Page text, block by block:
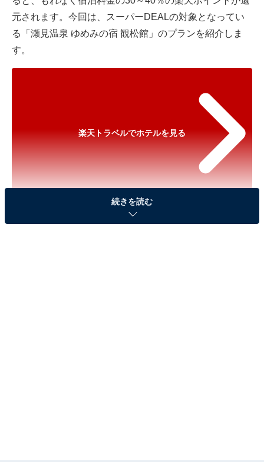
元されます。今回は、スーパーDEALの対象となってい
る「瀬見温泉 ゆめみの宿 観松館」のプランを紹介しま
す。
楽天トラベルでホテルを見る
※以下のセール情報は2026年5月8日13時現在のもので
続きを読む